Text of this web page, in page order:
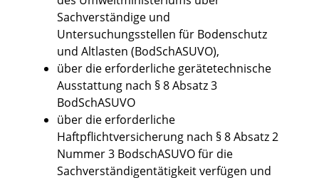
Sachverständige und
Untersuchungsstellen für Bodenschutz
und Altlasten (BodSchASUVO),
über die erforderliche gerätetechnische
Ausstattung nach § 8 Absatz 3
BodSchASUVO
über die erforderliche
Haftpflichtversicherung nach § 8 Absatz 2
Nummer 3 BodschASUVO für die
Sachverständigentätigkeit verfügen und